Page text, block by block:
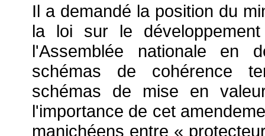
Il a demandé la position du
la loi sur le
l'Assemblée nationale en
schémas de cohérence
schémas de mise en
l'importance de cet
manichéens entre «